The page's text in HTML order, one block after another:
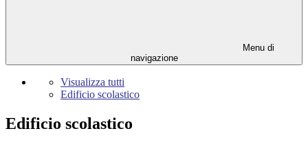
Menu di
navigazione
Visualizza tutti
Edificio scolastico
Edificio scolastico